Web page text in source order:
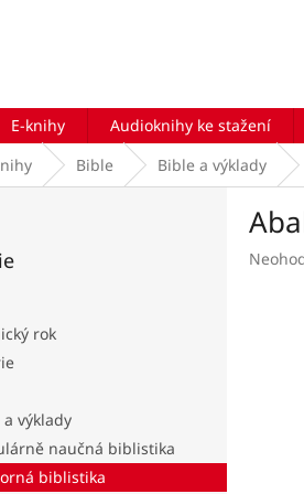
E-knihy Audioknihy ke stažení
Bible Bible a výklady
rok
a výklady
naučná biblistika
biblistika